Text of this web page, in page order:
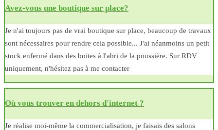
Avez-vous une boutique sur place?
Je n'ai toujours pas de vrai boutique sur place, beaucoup de travaux
sont nécessaires pour rendre cela possible... J'ai néanmoins un petit
stock enfermé dans des boites à l'abri de la poussière. Sur RDV
uniquement, n'hésitez pas à me contacter
Où vous trouver en dehors d'internet ?
Je réalise moi-même la commercialisation, je faisais des salons